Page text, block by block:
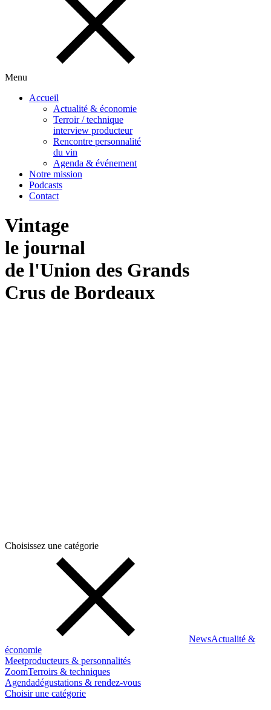
Menu
Accueil
Actualité & économie
Terroir / technique
interview producteur
Rencontre personnalité
du vin
Agenda & événement
Notre mission
Podcasts
Contact
Vintage
le journal
de l'Union des Grands
Crus de Bordeaux
Choisissez une catégorie
NewsActualité &
économie
Meetproducteurs & personnalités
ZoomTerroirs & techniques
Agendadégustations & rendez-vous
Choisir une catégorie